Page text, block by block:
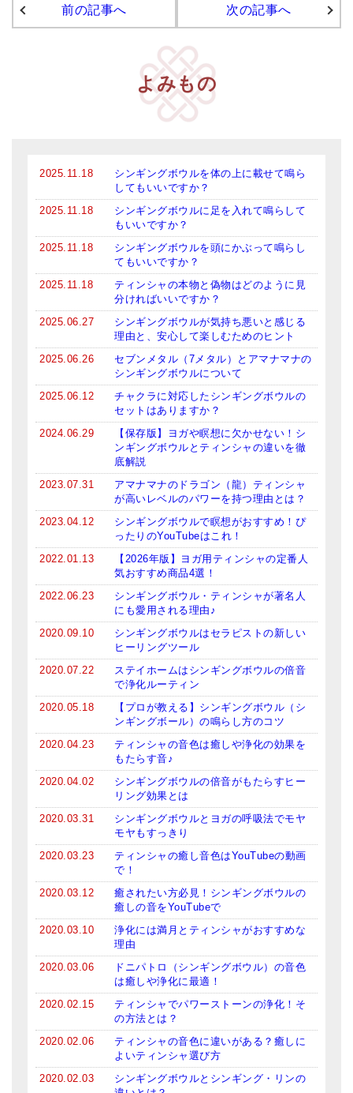
About Us
特商法の表記
前の記事へ 次の記事へ
よみもの
2025.11.18
シンギングボウルを体の上に載せて鳴ら
してもいいですか？
2025.11.18
シンギングボウルに足を入れて鳴らして
もいいですか？
2025.11.18
シンギングボウルを頭にかぶって鳴らし
てもいいですか？
2025.11.18
ティンシャの本物と偽物はどのように見
分ければいいですか？
2025.06.27
シンギングボウルが気持ち悪いと感じる
理由と、安心して楽しむためのヒント
2025.06.26
セブンメタル（7メタル）とアマナマナの
シンギングボウルについて
2025.06.12
チャクラに対応したシンギングボウルの
セットはありますか？
2024.06.29
【保存版】ヨガや瞑想に欠かせない！シ
ンギングボウルとティンシャの違いを徹
底解説
2023.07.31
アマナマナのドラゴン（龍）ティンシャ
が高いレベルのパワーを持つ理由とは？
2023.04.12
シンギングボウルで瞑想がおすすめ！ぴ
ったりのYouTubeはこれ！
2022.01.13
【2026年版】ヨガ用ティンシャの定番人
気おすすめ商品4選！
2022.06.23
シンギングボウル・ティンシャが著名人
にも愛用される理由♪
2020.09.10
シンギングボウルはセラピストの新しい
ヒーリングツール
2020.07.22
ステイホームはシンギングボウルの倍音
で浄化ルーティン
2020.05.18
【プロが教える】シンギングボウル（シ
ンギングボール）の鳴らし方のコツ
2020.04.23
ティンシャの音色は癒しや浄化の効果を
もたらす音♪
2020.04.02
シンギングボウルの倍音がもたらすヒー
リング効果とは
2020.03.31
シンギングボウルとヨガの呼吸法でモヤ
モヤもすっきり
2020.03.23
ティンシャの癒し音色はYouTubeの動画
で！
2020.03.12
癒されたい方必見！シンギングボウルの
癒しの音をYouTubeで
2020.03.10
浄化には満月とティンシャがおすすめな
理由
2020.03.06
ドニパトロ（シンギングボウル）の音色
は癒しや浄化に最適！
2020.02.15
ティンシャでパワーストーンの浄化！そ
の方法とは？
2020.02.06
ティンシャの音色に違いがある？癒しに
よいティンシャ選び方
2020.02.03
シンギングボウルとシンギング・リンの